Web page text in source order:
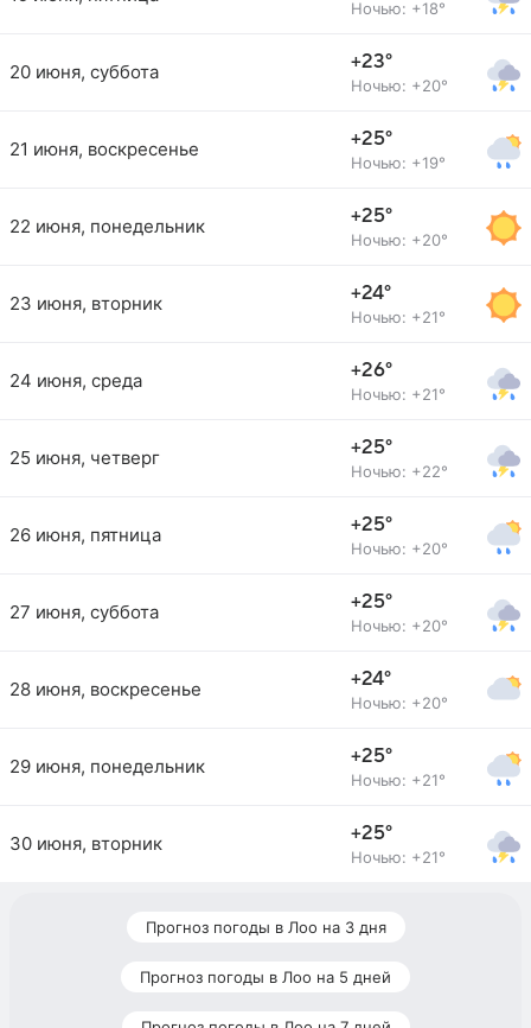
Ночью: +18°
20 июня, суббота +23°
Ночью: +20°
21 июня, воскресенье +25°
Ночью: +19°
22 июня, понедельник +25°
Ночью: +20°
23 июня, вторник +24°
Ночью: +21°
24 июня, среда +26°
Ночью: +21°
25 июня, четверг +25°
Ночью: +22°
26 июня, пятница +25°
Ночью: +20°
27 июня, суббота +25°
Ночью: +20°
28 июня, воскресенье +24°
Ночью: +20°
29 июня, понедельник +25°
Ночью: +21°
30 июня, вторник +25°
Ночью: +21°
Прогноз погоды в Лоо на 3 дня
Прогноз погоды в Лоо на 5 дней